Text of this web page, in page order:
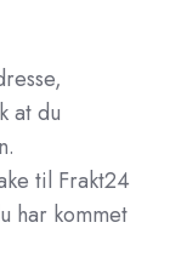
at du
til Frakt24
har kommet